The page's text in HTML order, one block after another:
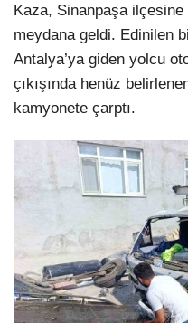
Kaza, Sinanpaşa ilçesine
meydana geldi. Edinilen
Antalya’ya giden yolcu
çıkışında henüz
kamyonete çarptı.